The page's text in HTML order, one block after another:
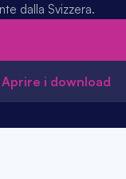
dalla Svizzera.
Aprire i download